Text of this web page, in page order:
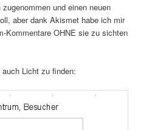
und einen neuen
aber dank Akismet habe ich mir
Kommentare OHNE sie zu sichten
Licht zu finden: